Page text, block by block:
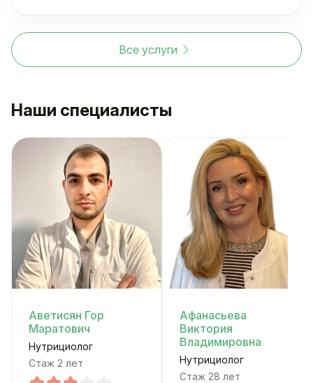
Все услуги
Наши специалисты
Аветисян Гор
Маратович
Нутрициолог
Стаж 2 лет
Афанасьева
Виктория
Владимировна
Нутрициолог
Стаж 28 лет